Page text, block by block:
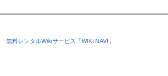
無料レンタルWikiサービス「WIKI NAVI」